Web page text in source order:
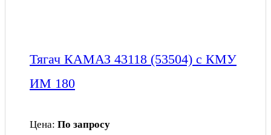
Тягач КАМАЗ 43118 (53504) с КМУ
ИМ 180
Цена: По запросу